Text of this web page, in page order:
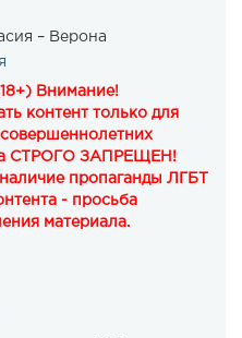
– Верона
Внимание!
контент только для
СТРОГО ЗАПРЕЩЕН!
пропаганды ЛГБТ
- просьба
материала.